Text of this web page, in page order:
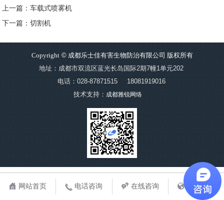
上一篇：车载式喷雾机
下一篇：切割机
Copyright©成都乐士佳有害生物防治有限公司 版权所有
地址：成都市双流区蓝光长岛国际2期7幢1单元202
电话：028-87871515
18081919016
技术支持： 成都雅锐网络
网站首页 电话咨询 在线咨询 地图导航